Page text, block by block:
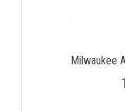
Milwaukee